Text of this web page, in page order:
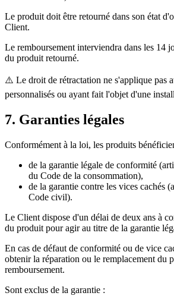
Le produit doit être retourné dans son état
Client.
Le remboursement interviendra dans les 14
du produit retourné.
⚠️ Le droit de rétractation ne s'applique pas
personnalisés ou ayant fait l'objet d'une
7. Garanties légales
Conformément à la loi, les produits
de la garantie légale de conformité
du Code de la consommation),
de la garantie contre les vices cachés
Code civil).
Le Client dispose d'un délai de deux ans à
du produit pour agir au titre de la garantie
En cas de défaut de conformité ou de vice
obtenir la réparation ou le remplacement du
remboursement.
Sont exclus de la garantie :